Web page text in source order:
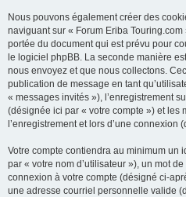
Nous pouvons également créer des
naviguant sur « Forum Eriba
portée du document qui est prévu pour
le logiciel phpBB. La seconde manière
nous envoyez et que nous collectons.
publication de message en tant
« messages invités »), l’enregistrement
(désignée ici par « votre compte ») et les
l’enregistrement et lors d’une
Votre compte contiendra au minimum un
par « votre nom d’utilisateur »), un mot
connexion à votre compte (désigné ci-
une adresse courriel personnelle valide